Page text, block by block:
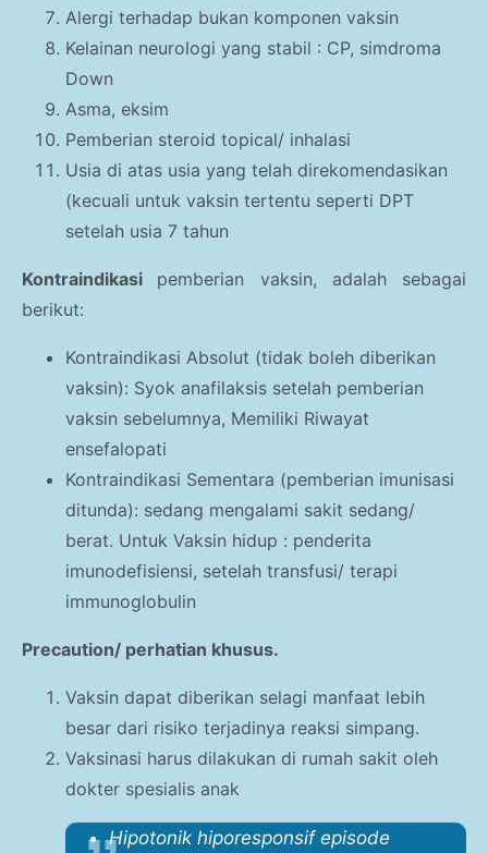
Alergi terhadap bukan komponen vaksin
Kelainan neurologi yang stabil : CP, simdroma
Down
Asma, eksim
Pemberian steroid topical/ inhalasi
Usia di atas usia yang telah direkomendasikan
(kecuali untuk vaksin tertentu seperti DPT
setelah usia 7 tahun
Kontraindikasi pemberian vaksin, adalah sebagai
berikut:
Kontraindikasi Absolut (tidak boleh diberikan
vaksin): Syok anafilaksis setelah pemberian
vaksin sebelumnya, Memiliki Riwayat
ensefalopati
Kontraindikasi Sementara (pemberian imunisasi
ditunda): sedang mengalami sakit sedang/
berat. Untuk Vaksin hidup : penderita
imunodefisiensi, setelah transfusi/ terapi
immunoglobulin
Precaution/ perhatian khusus.
Vaksin dapat diberikan selagi manfaat lebih
besar dari risiko terjadinya reaksi simpang.
Vaksinasi harus dilakukan di rumah sakit oleh
dokter spesialis anak
Hipotonik hiporesponsif episode